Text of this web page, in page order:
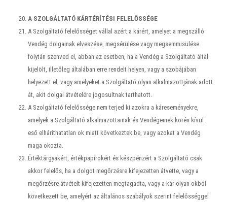
A SZOLGÁLTATÓ KÁRTÉRÍTÉSI FELELŐSSÉGE
A Szolgáltató felelősséget vállal azért a kárért, amelyet a megszálló
Vendég dolgainak elveszése, megsérülése vagy megsemmisülése
folytán szenved el, abban az esetben, ha a Vendég a Szolgáltató által
kijelölt, illetőleg általában erre rendelt helyen, vagy a szobájában
helyezett el, vagy amelyeket a Szolgáltató olyan alkalmazottjának adott
át, akit dolgai átvételére jogosultnak tarthatott.
A Szolgáltató felelőssége nem terjed ki azokra a káreseményekre,
amelyek a Szolgáltató alkalmazottainak és Vendégeinek körén kívül
eső elháríthatatlan ok miatt következtek be, vagy azokat a Vendég
maga okozta.
Értéktárgyakért, értékpapírokért és készpénzért a Szolgáltató csak
akkor felelős, ha a dolgot megőrzésre kifejezetten átvette, vagy a
megőrzésre átvételt kifejezetten megtagadta, vagy a kár olyan okból
következett be, amelyért az általános szabályok szerint felelősséggel